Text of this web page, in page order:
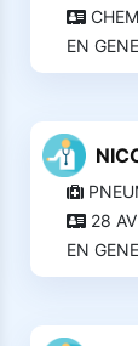
EN
28
EN